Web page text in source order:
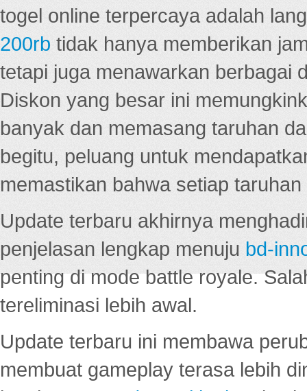
togel online terpercaya adalah
200rb tidak hanya memberikan
tetapi juga menawarkan berbagai
Diskon yang besar ini
banyak dan memasang taruhan
begitu, peluang untuk
memastikan bahwa setiap
Update terbaru akhirnya
penjelasan lengkap menuju bd-
penting di mode battle royale.
tereliminasi lebih awal.
Update terbaru ini membawa
membuat gameplay terasa lebih